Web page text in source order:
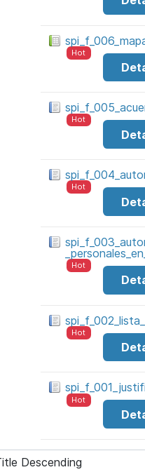
Hot
Hot
Hot
Hot
Hot
Hot